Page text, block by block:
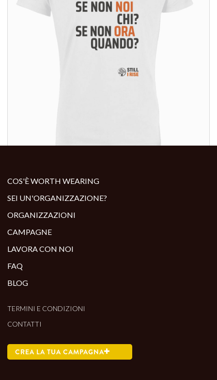
COS'È WORTH WEARING
SEI UN'ORGANIZZAZIONE?
ORGANIZZAZIONI
CAMPAGNE
LAVORA CON NOI
FAQ
BLOG
TERMINI E CONDIZIONI
CONTATTI
CREA LA TUA CAMPAGNA